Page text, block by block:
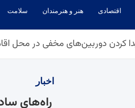
اقتصادی هنر و هنرمندان سلامت
کردن دوربین‌های مخفی در محل
اخبار
راه‌های